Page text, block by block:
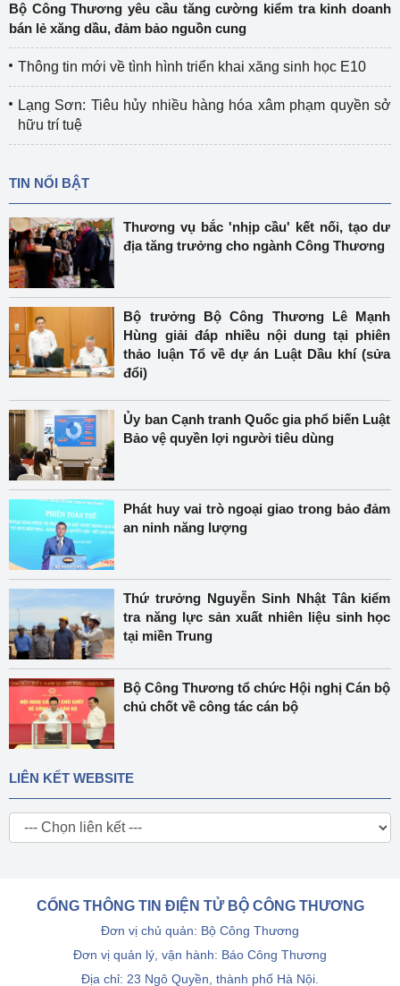
Bộ Công Thương yêu cầu tăng cường kiểm tra kinh doanh
bán lẻ xăng dầu, đảm bảo nguồn cung
Thông tin mới về tình hình triển khai xăng sinh học E10
Lạng Sơn: Tiêu hủy nhiều hàng hóa xâm phạm quyền sở
hữu trí tuệ
TIN NỔI BẬT
Thương vụ bắc 'nhịp cầu' kết nối, tạo dư
địa tăng trưởng cho ngành Công Thương
Bộ trưởng Bộ Công Thương Lê Mạnh
Hùng giải đáp nhiều nội dung tại phiên
thảo luận Tổ về dự án Luật Dầu khí (sửa
đổi)
Ủy ban Cạnh tranh Quốc gia phổ biến Luật
Bảo vệ quyền lợi người tiêu dùng
Phát huy vai trò ngoại giao trong bảo đảm
an ninh năng lượng
Thứ trưởng Nguyễn Sinh Nhật Tân kiểm
tra năng lực sản xuất nhiên liệu sinh học
tại miền Trung
Bộ Công Thương tổ chức Hội nghị Cán bộ
chủ chốt về công tác cán bộ
LIÊN KẾT WEBSITE
CỔNG THÔNG TIN ĐIỆN TỬ BỘ CÔNG THƯƠNG
Đơn vị chủ quản: Bộ Công Thương
Đơn vị quản lý, vận hành: Báo Công Thương
Địa chỉ: 23 Ngô Quyền, thành phố Hà Nội.